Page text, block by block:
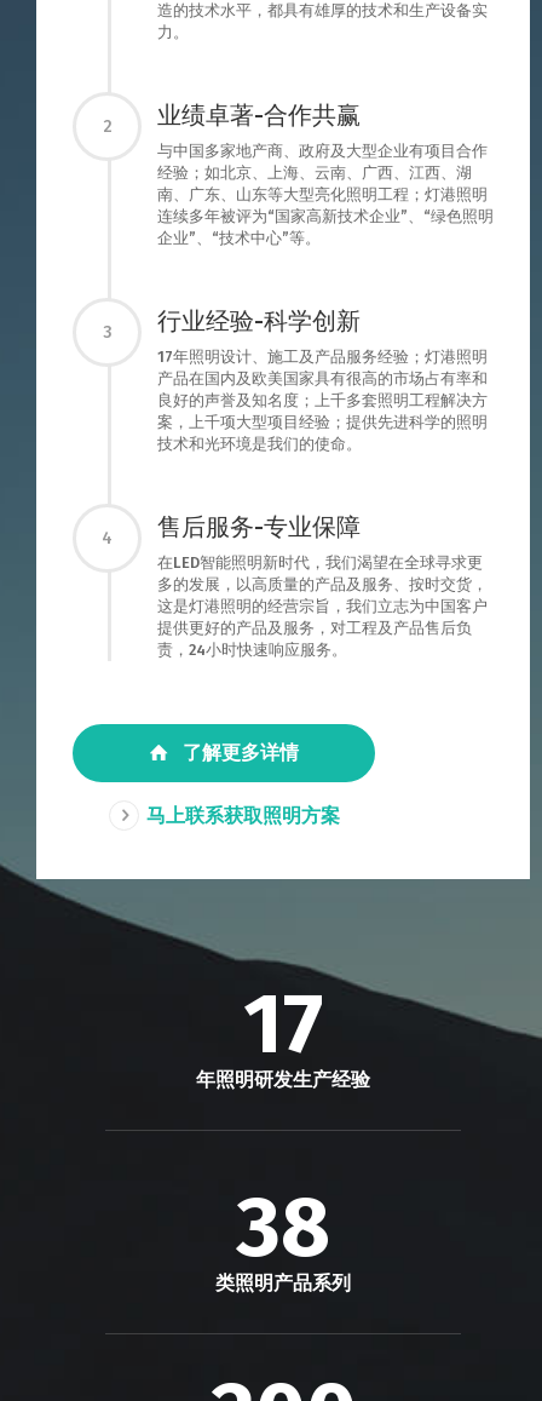
造的技术水平，都具有雄厚的技术和生产设备实
力。
2 业绩卓著-合作共赢
与中国多家地产商、政府及大型企业有项目合作
经验；如北京、上海、云南、广西、江西、湖
南、广东、山东等大型亮化照明工程；灯港照明
连续多年被评为“国家高新技术企业”、“绿色照明
企业”、“技术中心”等。
3 行业经验-科学创新
17年照明设计、施工及产品服务经验；灯港照明
产品在国内及欧美国家具有很高的市场占有率和
良好的声誉及知名度；上千多套照明工程解决方
案，上千项大型项目经验；提供先进科学的照明
技术和光环境是我们的使命。
4 售后服务-专业保障
在LED智能照明新时代，我们渴望在全球寻求更
多的发展，以高质量的产品及服务、按时交货，
这是灯港照明的经营宗旨，我们立志为中国客户
提供更好的产品及服务，对工程及产品售后负
责，24小时快速响应服务。
了解更多详情
马上联系获取照明方案
17
年照明研发生产经验
38
类照明产品系列